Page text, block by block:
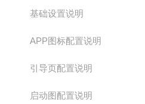
基础设置说明
APP图标配置说明
引导页配置说明
启动图配置说明